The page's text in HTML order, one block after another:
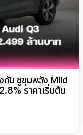
คัน ชูขุมพลัง Mild
ราคาเริ่มต้น